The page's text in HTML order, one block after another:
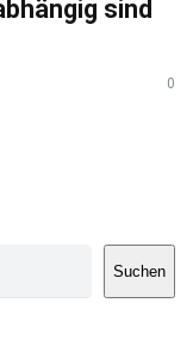
sind
0
Suchen